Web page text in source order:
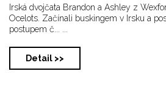
Irská dvojčata Brandon a Ashley z
Ocelots. Začínali buskingem v Irsku a
postupem č... ...
Detail >>